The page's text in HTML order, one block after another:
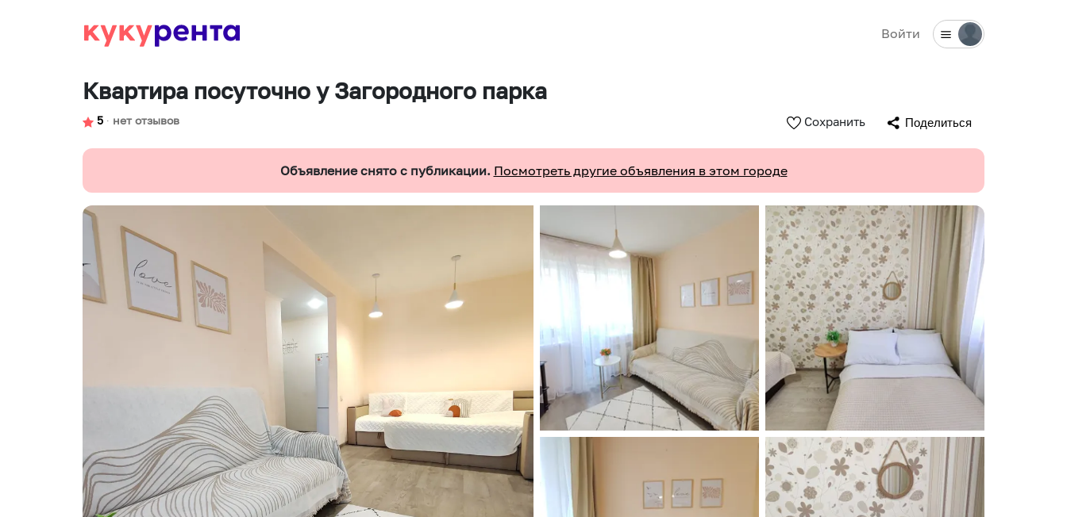
Войти
Квартира посуточно у Загородного парка
5 ∙ нет отзывов Сохранить Поделиться
Объявление снято с публикации. Посмотреть другие объявления в этом городе